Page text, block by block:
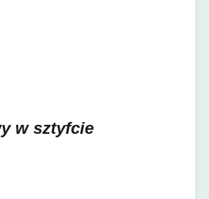
w sztyfcie